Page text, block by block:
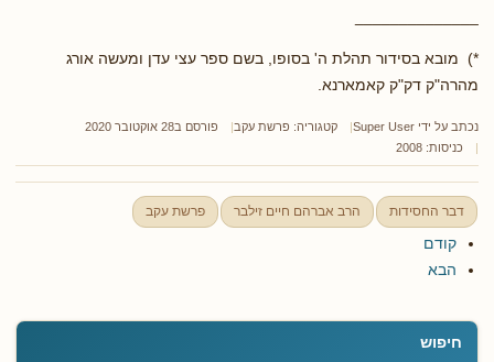
חיפוש
*) מובא בסידור תהלת ה' בסופו, בשם ספר עצי עדן ומעשה אורג
מהרה"ק דק"ק קאמארנא.
נכתב על ידי Super User קטגוריה: פרשת עקב
פורסם ב28 אוקטובר 2020
כניסות: 2008
דבר החסידות הרב אברהם חיים זילבר פרשת עקב
קודם
הבא